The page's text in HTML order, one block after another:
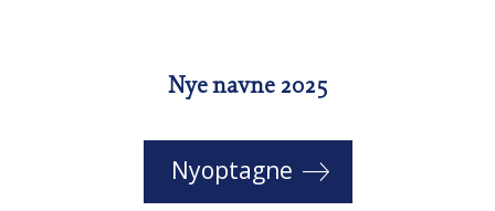
Nye navne 2025
Nyoptagne